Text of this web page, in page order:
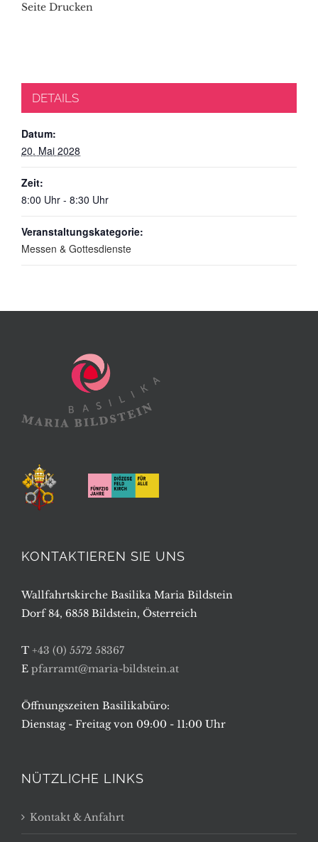
Seite Drucken
DETAILS
Datum:
20. Mai 2028
Zeit:
8:00 Uhr - 8:30 Uhr
Veranstaltungskategorie:
Messen & Gottesdienste
KONTAKTIEREN SIE UNS
Wallfahrtskirche Basilika Maria Bildstein
Dorf 84, 6858 Bildstein, Österreich
T +43 (0) 5572 58367
E pfarramt@maria-bildstein.at
Öffnungszeiten Basilikabüro:
Dienstag - Freitag von 09:00 - 11:00 Uhr
NÜTZLICHE LINKS
Kontakt & Anfahrt